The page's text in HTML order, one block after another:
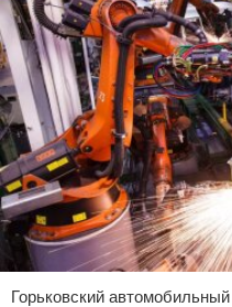
Горьковский